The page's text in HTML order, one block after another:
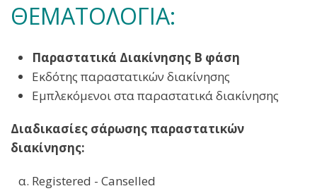
ΘΕΜΑΤΟΛΟΓΙΑ:
Παραστατικά Διακίνησης Β φάση
Εκδότης παραστατικών διακίνησης
Εμπλεκόμενοι στα παραστατικά διακίνησης
Διαδικασίες σάρωσης παραστατικών
διακίνησης:
Registered - Canselled